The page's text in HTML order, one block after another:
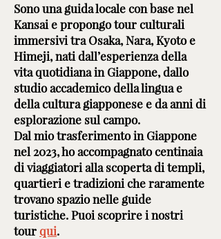
Sono una guida locale con base nel
Kansai e propongo tour culturali
immersivi tra Osaka, Nara, Kyoto e
Himeji, nati dall’esperienza della
vita quotidiana in Giappone, dallo
studio accademico della lingua e
della cultura giapponese e da anni di
esplorazione sul campo.
Dal mio trasferimento in Giappone
nel 2023, ho accompagnato centinaia
di viaggiatori alla scoperta di templi,
quartieri e tradizioni che raramente
trovano spazio nelle guide
turistiche. Puoi scoprire i nostri
tourqui.